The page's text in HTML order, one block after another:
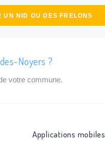
UN NID OU DES FRELONS
Noyers ?
votre commune.
Applications mobiles